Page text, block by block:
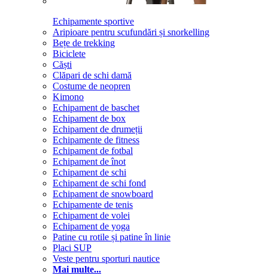
Echipamente sportive
Aripioare pentru scufundări și snorkelling
Bețe de trekking
Biciclete
Căști
Clăpari de schi damă
Costume de neopren
Kimono
Echipament de baschet
Echipament de box
Echipament de drumeții
Echipamente de fitness
Echipament de fotbal
Echipament de înot
Echipament de schi
Echipament de schi fond
Echipament de snowboard
Echipamente de tenis
Echipament de volei
Echipament de yoga
Patine cu rotile și patine în linie
Placi SUP
Veste pentru sporturi nautice
Mai multe...